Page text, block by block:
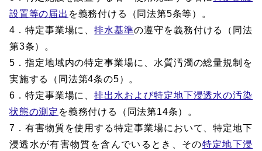
設置等の届出 を義務付ける（同法第5条等）。
4．特定事業場に、排水基準の遵守を義務付ける（同法
第3条）。
5．指定地域内の特定事業場に、水質汚濁の総量規制を
実施する（同法第4条の5）。
6．特定事業場に、排出水および特定地下浸透水の汚染
状態の測定 を義務付ける（同法第14条）。
7．有害物質を使用する特定事業場において、特定地下
浸透水が有害物質を含んでいるとき、その特定地下浸